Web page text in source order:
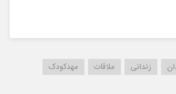
زندانی ملاقات مهدکودک